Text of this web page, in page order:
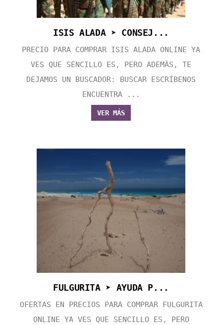
ISIS ALADA ➤ CONSEJ...
PRECIO PARA COMPRAR ISIS ALADA ONLINE YA
VES QUE SENCILLO ES, PERO ADEMÁS, TE
DEJAMOS UN BUSCADOR: BUSCAR ESCRÍBENOS
ENCUENTRA ...
VER MÁS
FULGURITA ➤ AYUDA P...
OFERTAS EN PRECIOS PARA COMPRAR FULGURITA
ONLINE YA VES QUE SENCILLO ES, PERO